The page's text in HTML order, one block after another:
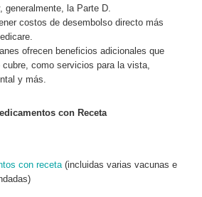
generalmente, la Parte D.
costos de desembolso directo más
ofrecen beneficios adicionales que
como servicios para la vista,
y más.
con Receta
con receta (incluidas varias vacunas e